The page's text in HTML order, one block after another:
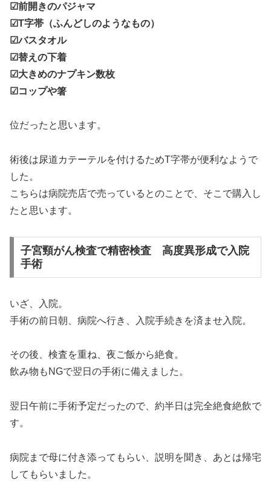
☑前開きのパジャマ
☑T字帯（ふんどしのようなもの）
☑バスタオル
☑替えの下着
☑大きめのナプキン数枚
☑コップや箸
位だったと思います。
術後は尿道カテーテルを付けるためT字帯が便利なようで
した。
こちらは病院売店で売っているとのことで、そこで購入し
たと思います。
子宮頸がん検査で精密検査 高度異形成で入院
手術
いざ、入院。
手術の前日朝、病院へ行き、入院手続きを済ませ入院。
その後、検査を重ね、夜ご飯から絶食。
飲み物もNGで翌日の手術に備えました。
翌日午前に手術予定だったので、約半日は完全絶食絶飲で
す。
病院まで母に付き添ってもらい、説明を聞き、あとは帰宅
してもらいました。